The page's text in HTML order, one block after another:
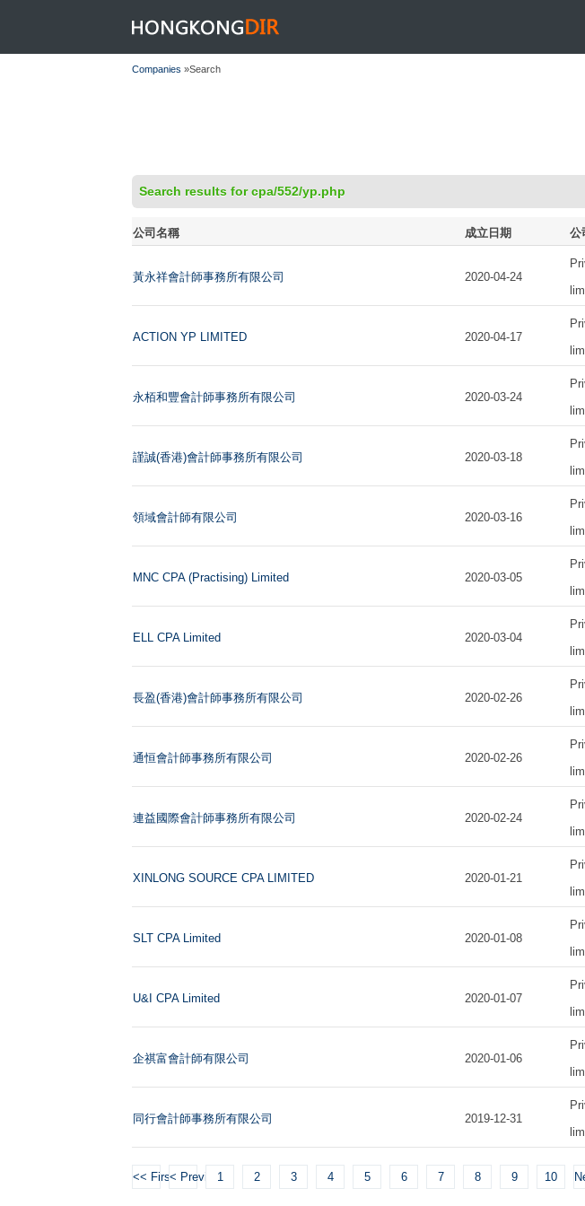
HONGKONGDIR
Companies »Search
Search results for cpa/552/yp.php
公司名稱 成立日期 公
黃永祥會計師事務所有限公司 2020-04-24
ACTION YP LIMITED 2020-04-17
永栢和豐會計師事務所有限公司 2020-03-24
謹誠(香港)會計師事務所有限公司 2020-03-18
領域會計師有限公司 2020-03-16
MNC CPA (Practising) Limited 2020-03-05
ELL CPA Limited 2020-03-04
長盈(香港)會計師事務所有限公司 2020-02-26
通恒會計師事務所有限公司 2020-02-26
連益國際會計師事務所有限公司 2020-02-24
XINLONG SOURCE CPA LIMITED 2020-01-21
SLT CPA Limited 2020-01-08
U&I CPA Limited 2020-01-07
企祺富會計師有限公司 2020-01-06
同行會計師事務所有限公司 2019-12-31
<< First< Previous1 2 3 4 5 6 7 8 9 10